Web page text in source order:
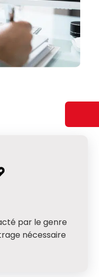
par le genre
nécessaire